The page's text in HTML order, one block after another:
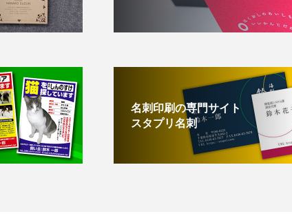
名刺印刷の専門サイト
スタプリ名刺